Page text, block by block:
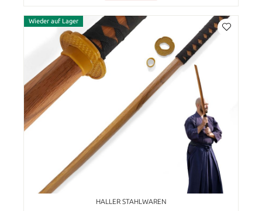
Wieder auf Lager
HALLER STAHLWAREN